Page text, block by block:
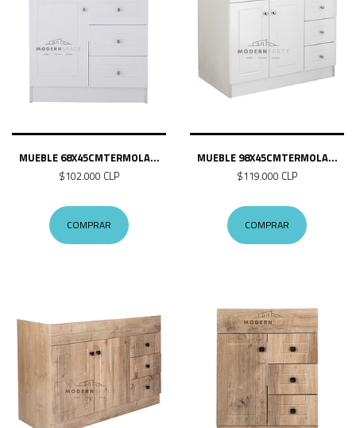
MUEBLE 68X45CMTERMOLA...
$102.000 CLP
COMPRAR
MUEBLE 98X45CMTERMOLA...
$119.000 CLP
COMPRAR